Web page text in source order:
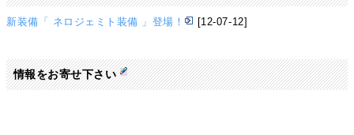
新装備「 ネロジェミト装備 」登場！ [12-07-12]
情報をお寄せ下さい